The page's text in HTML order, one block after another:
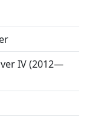
IV (2012—